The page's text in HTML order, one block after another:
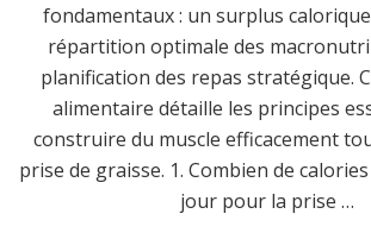
fondamentaux : un surplus
répartition optimale des
planification des repas stratégique.
alimentaire détaille les principes
construire du muscle efficacement
prise de graisse. 1. Combien de
jour pour la prise …